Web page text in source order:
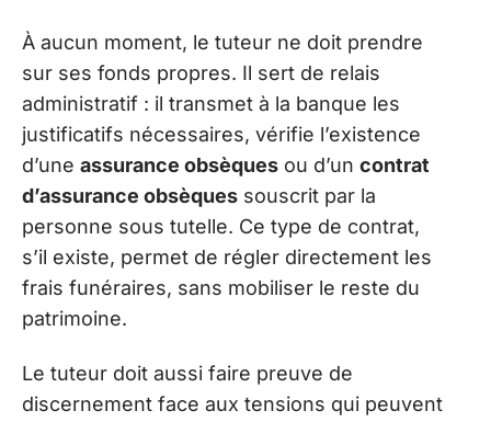
À aucun moment, le tuteur ne doit prendre
sur ses fonds propres. Il sert de relais
administratif : il transmet à la banque les
justificatifs nécessaires, vérifie l’existence
d’une assurance obsèques ou d’un contrat
d’assurance obsèques souscrit par la
personne sous tutelle. Ce type de contrat,
s’il existe, permet de régler directement les
frais funéraires, sans mobiliser le reste du
patrimoine.
Le tuteur doit aussi faire preuve de
discernement face aux tensions qui peuvent